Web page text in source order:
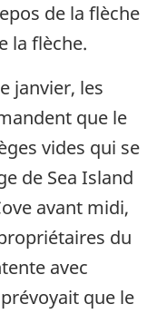
de la flèche
la flèche.
janvier, les
que le
vides qui se
de Sea Island
avant midi,
du
avec
que le